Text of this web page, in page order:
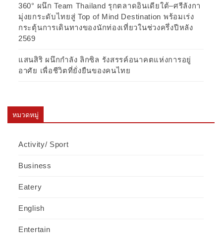
360° ผนึก Team Thailand รุกตลาดอินเดียใต้–ศรีลังกา
มุ่งยกระดับไทยสู่ Top of Mind Destination พร้อมเร่ง
กระตุ้นการเดินทางของนักท่องเที่ยวในช่วงครึ่งปีหลัง
2569
แสนสิริ ผนึกกำลัง ลิกซิล รังสรรค์อนาคตแห่งการอยู่
อาศัย เพื่อชีวิตที่ยั่งยืนของคนไทย
หมวดหมู่
Activity/ Sport
Business
Eatery
English
Entertain